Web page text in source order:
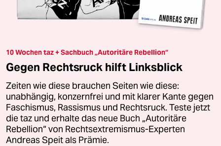
10 Wochen taz + Sachbuch „Autoritäre Rebellion“
Gegen Rechtsruck hilft Linksblick
Zeiten wie diese brauchen Seiten wie diese:
unabhängig, konzernfrei und mit klarer Kante gegen
Faschismus, Rassismus und Rechtsruck. Teste jetzt
die taz und erhalte das neue Buch „Autoritäre
Rebellion“ von Rechtsextremismus-Experten
Andreas Speit als Prämie.